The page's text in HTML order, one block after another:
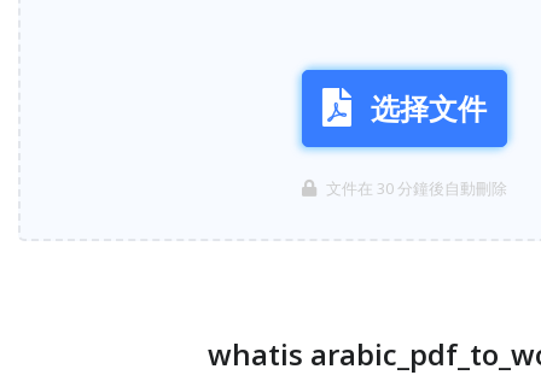
选择文件
文件在 30 分鐘後自動刪除
whatis